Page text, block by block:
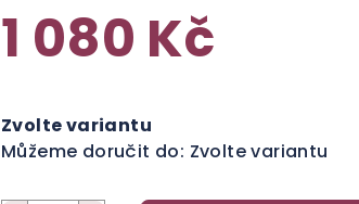
1 080 Kč
cena:
Zvolte variantu
Můžeme doručit do: Zvolte variantu